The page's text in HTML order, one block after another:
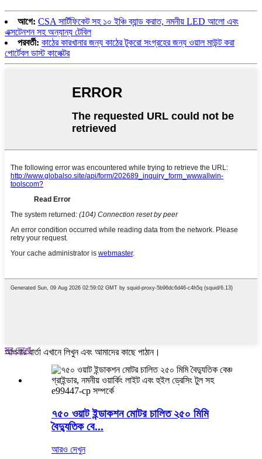
আগে: CSA সার্টিফিকেট সহ ১০ ইঞ্চি ব্যান্ড করাত, নমনীয় LED আলো এবং
এক্সটেনশন সহ অন্যান্য টেবিল
পরবর্তী: কাঠের কারখানার জন্য কাঠের টুকরো সংগ্রহের জন্য ওয়াল মাউন্ট করা
পোর্টেবল ডাস্ট কালেক্টর
আপনার বার্তা এখানে লিখুন এবং আমাদের কাছে পাঠান।
সব দেখো
e99447-cp সম্পর্কে
৭৫০ ওয়াট ইন্ডাকশন মোটর চালিত ২৫০ মিমি
বৈদ্যুতিক বে...
আরও দেখুন